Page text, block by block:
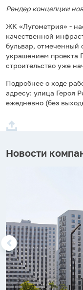
Рендер концепции
ЖК «Лугометрия» -
качественной
бульвар, отмеченный
украшением проекта
строительство уже
Подробнее о ходе
адресу: улица Героя
ежедневно (без
Новости